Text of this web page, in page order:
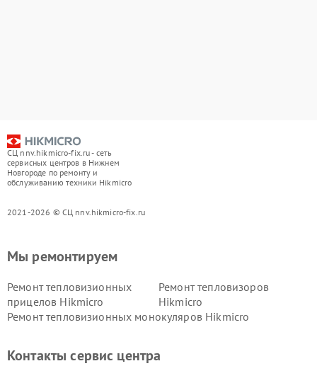
СЦ nnv.hikmicro-fix.ru - сеть
сервисных центров в Нижнем
Новгороде по ремонту и
обслуживанию техники Hikmicro
2021-2026 © СЦ nnv.hikmicro-fix.ru
Мы ремонтируем
Ремонт тепловизионных
прицелов Hikmicro
Ремонт тепловизоров
Hikmicro
Ремонт тепловизионных монокуляров Hikmicro
Контакты сервис центра